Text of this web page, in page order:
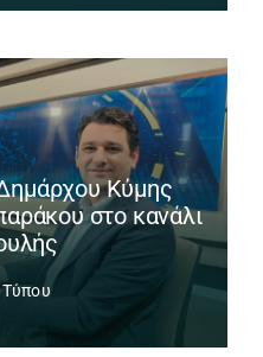
Κύμης
στο κανάλι
Τύπου